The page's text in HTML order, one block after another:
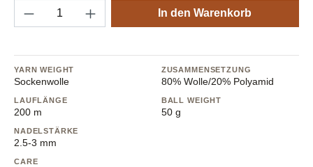
Produkt Anzahl: Gib den gewünschten
In den Warenkorb
YARN WEIGHT
Sockenwolle
ZUSAMMENSETZUNG
80% Wolle/20% Polyamid
LAUFLÄNGE
200 m
BALL WEIGHT
50 g
NADELSTÄRKE
2.5-3 mm
CARE